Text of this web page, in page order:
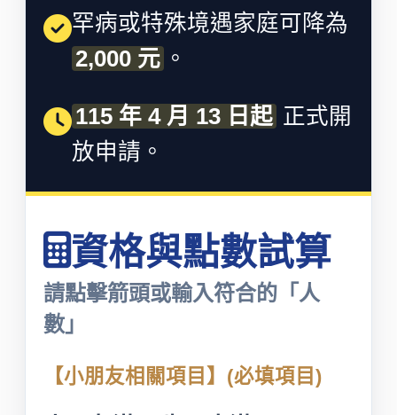
罕病或特殊境遇家庭可降為
2,000 元 。
115 年 4 月 13 日起 正式開
放申請。
資格與點數試算
請點擊箭頭或輸入符合的「人
數」
【小朋友相關項目】(必填項目)